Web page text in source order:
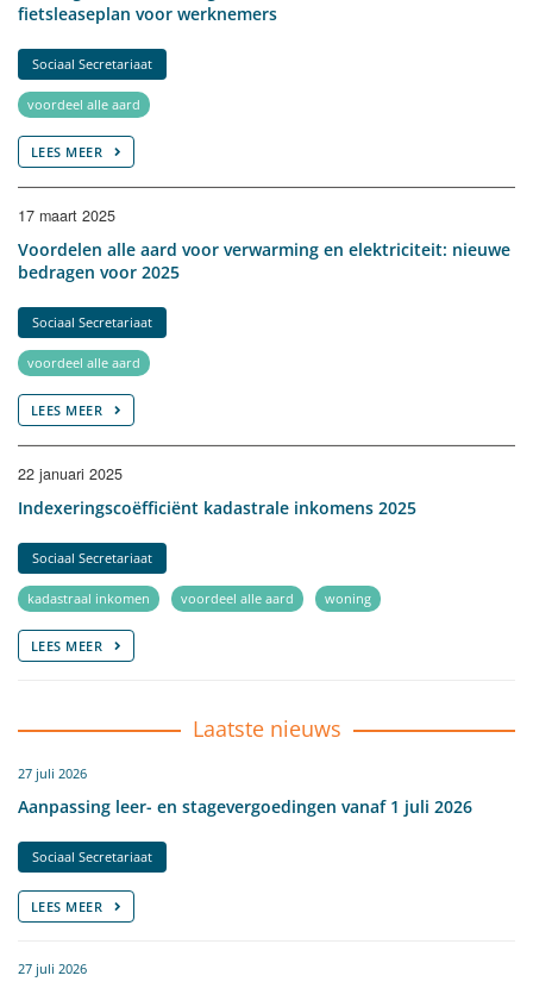
fietsleaseplan voor werknemers
Sociaal Secretariaat
voordeel alle aard
LEES MEER
17 maart 2025
Voordelen alle aard voor verwarming en elektriciteit: nieuwe
bedragen voor 2025
Sociaal Secretariaat
voordeel alle aard
LEES MEER
22 januari 2025
Indexeringscoëfficiënt kadastrale inkomens 2025
Sociaal Secretariaat
kadastraal inkomen voordeel alle aard woning
LEES MEER
Laatste nieuws
27 juli 2026
Aanpassing leer- en stagevergoedingen vanaf 1 juli 2026
Sociaal Secretariaat
LEES MEER
27 juli 2026